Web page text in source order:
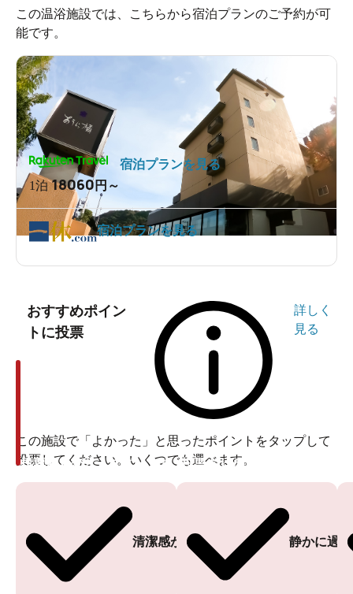
この温浴施設では、こちらから宿泊プランのご予約が可
能です。
1泊18060円～
宿泊プランを見る
宿泊プランを見る
おすすめポイン
トに投票
詳しく
見る
この施設で「よかった」と思ったポイントをタップして
投票してください。いくつでも選べます。
清潔感がある
投票ありがとうございます
静かに過
投票ありがとうございます